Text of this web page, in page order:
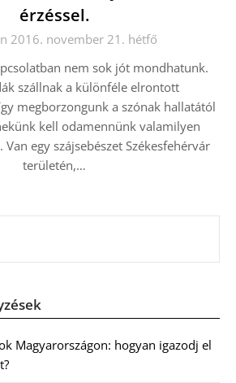
érzéssel.
2016. november 21. hétfő
nem sok jót mondhatunk.
szállnak a különféle elrontott
megborzongunk a szónak hallatától
kell odamennünk valamilyen
egy szájsebészet Székesfehérvár
területén,…
Magyarországon: hogyan igazodj el